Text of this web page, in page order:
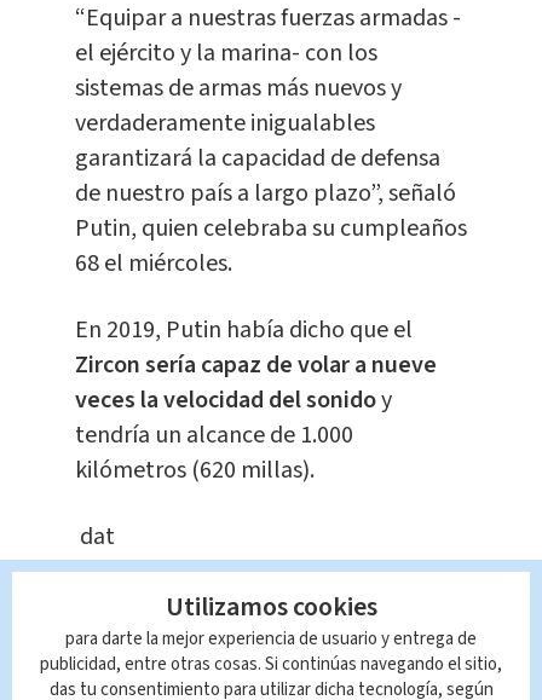
“Equipar a nuestras fuerzas armadas -
el ejército y la marina- con los
sistemas de armas más nuevos y
verdaderamente inigualables
garantizará la capacidad de defensa
de nuestro país a largo plazo”, señaló
Putin, quien celebraba su cumpleaños
68 el miércoles.
En 2019, Putin había dicho que el
Zircon sería capaz de volar a nueve
veces la velocidad del sonidoy
tendría un alcance de 1.000
kilómetros (620 millas).
dat
Queda prohibida la reproducción total o
parcial del contenido de esta página, mismo
que es propiedad de TELEDIARIO; su
reproducción no autorizada constituye una
Utilizamos cookies
para darte la mejor experiencia de usuario y entrega de
publicidad, entre otras cosas. Si continúas navegando el sitio,
das tu consentimiento para utilizar dicha tecnología, según